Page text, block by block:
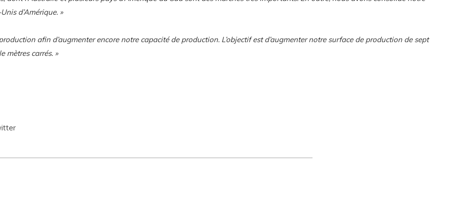
d’Amérique. »
afin d’augmenter encore notre capacité de production. L’objectif est d’augmenter notre surface de production de sept
mètres carrés. »